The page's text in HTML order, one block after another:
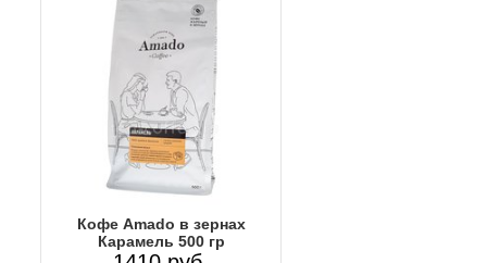
Кофе Amado в зернах
Карамель 500 гр